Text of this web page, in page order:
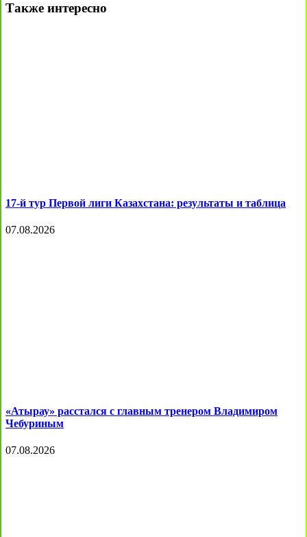
Также интересно
17-й тур Первой лиги Казахстана: результаты и таблица
07.08.2026
«Атырау» расстался с главным тренером Владимиром
Чебуриным
07.08.2026